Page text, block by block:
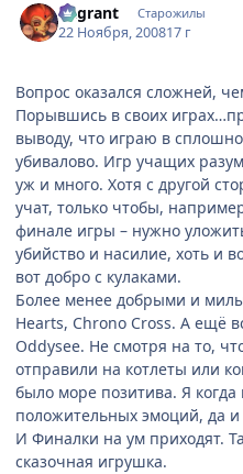
Vagrant Старожилы
22 Ноября, 200817 г
Вопрос оказался сложней,
Порывшись в своих
выводу, что играю в
убивалово. Игр учащих
уж и много. Хотя с другой
учат, только чтобы,
финале игры – нужно
убийство и насилие, хоть и
вот добро с кулаками.
Более менее добрыми и
Hearts, Chrono Cross. А ещё
Oddysee. Не смотря на то,
отправили на котлеты или
было море позитива. Я
положительных эмоций, да
И Финалки на ум приходят.
сказочная игрушка.